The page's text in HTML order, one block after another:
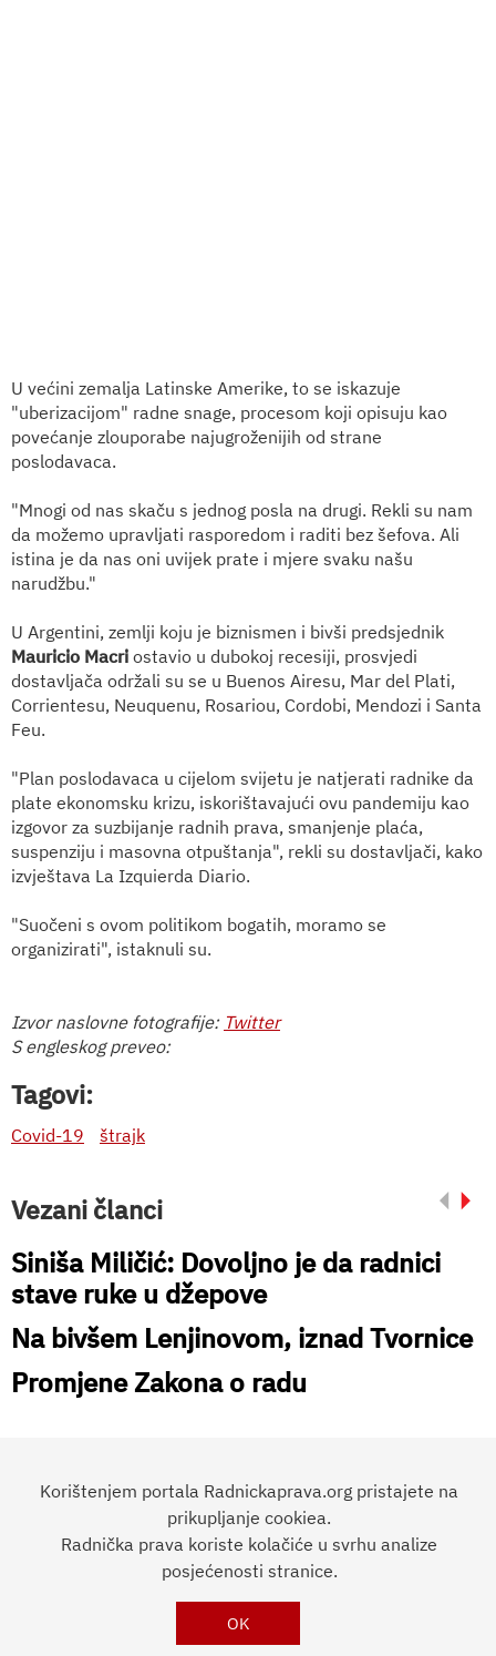
U većini zemalja Latinske Amerike, to se iskazuje
"uberizacijom" radne snage, procesom koji opisuju kao
povećanje zlouporabe najugroženijih od strane
poslodavaca.
"Mnogi od nas skaču s jednog posla na drugi. Rekli su nam
da možemo upravljati rasporedom i raditi bez šefova. Ali
istina je da nas oni uvijek prate i mjere svaku našu
narudžbu."
U Argentini, zemlji koju je biznismen i bivši predsjednik
Mauricio Macri ostavio u dubokoj recesiji, prosvjedi
dostavljača održali su se u Buenos Airesu, Mar del Plati,
Corrientesu, Neuquenu, Rosariou, Cordobi, Mendozi i Santa
Feu.
"Plan poslodavaca u cijelom svijetu je natjerati radnike da
plate ekonomsku krizu, iskorištavajući ovu pandemiju kao
izgovor za suzbijanje radnih prava, smanjenje plaća,
suspenziju i masovna otpuštanja", rekli su dostavljači, kako
izvještava La Izquierda Diario.
"Suočeni s ovom politikom bogatih, moramo se
organizirati", istaknuli su.
Izvor naslovne fotografije: Twitter
S engleskog preveo:
Tagovi:
Covid-19 štrajk
Vezani članci
Siniša Miličić: Dovoljno je da radnici
stave ruke u džepove
Na bivšem Lenjinovom, iznad Tvornice
Promjene Zakona o radu
Preporučite članak:
Korištenjem portala Radnickaprava.org pristajete na
prikupljanje cookiea.
Radnička prava koriste kolačiće u svrhu analize
posjećenosti stranice.
OK